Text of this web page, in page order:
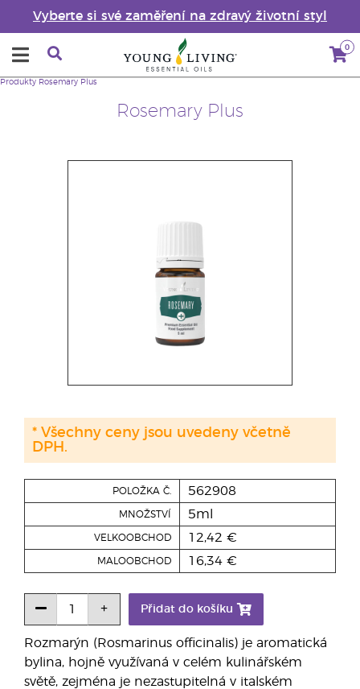
Vyberte si své zaměření na zdravý životní styl
0
Rosemary Plus
Produkty Rosemary Plus
Rozmarýn (Rosmarinus officinalis) je aromatická
bylina, hojně využívaná v celém kulinářském
světě, zejména je nezastupitelná v italském
POLOŽKA Č. 562908
MNOŽSTVÍ 5ml
VELKOOBCHOD 12,42 €
MALOOBCHOD 16,34 €
Přidat do košíku
* Všechny ceny jsou uvedeny včetně
DPH.